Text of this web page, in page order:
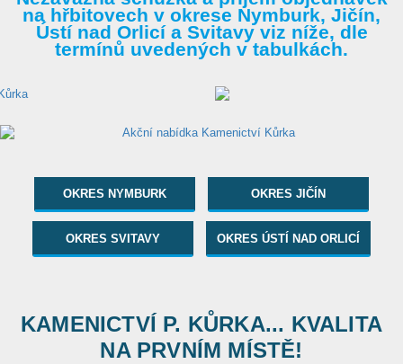
na hřbitovech v okrese Nymburk, Jičín,
Ústí nad Orlicí a Svitavy viz níže, dle
termínů uvedených v tabulkách.
OKRES NYMBURK OKRES JIČÍN
OKRES SVITAVY OKRES ÚSTÍ NAD ORLICÍ
KAMENICTVÍ P. KŮRKA... KVALITA
NA PRVNÍM MÍSTĚ!